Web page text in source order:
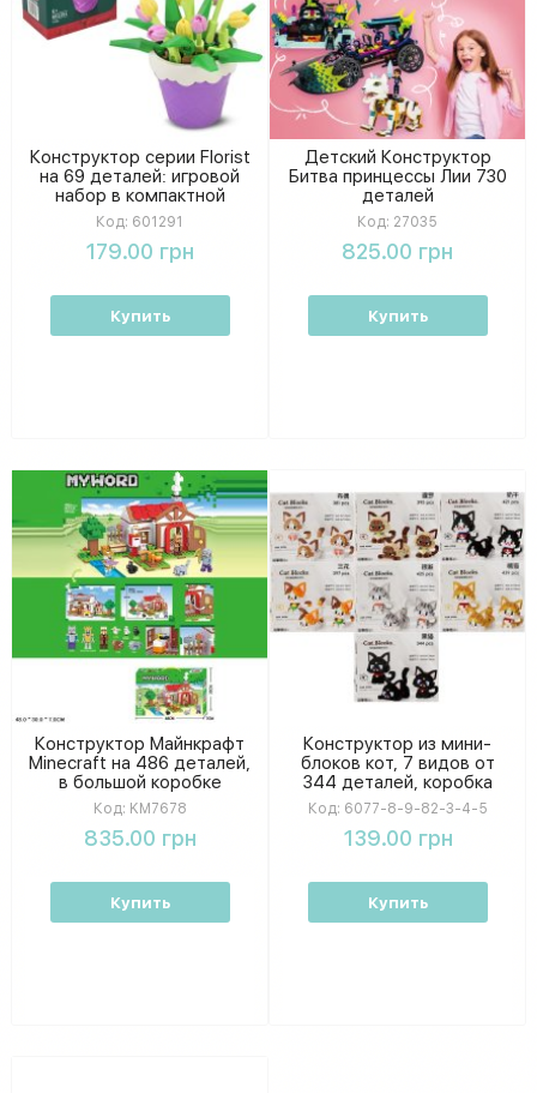
Конструктор серии Florist
на 69 деталей: игровой
набор в компактной
коробке 9-14,5-6 см
Код: 601291
179.00 грн
Купить
Детский Конструктор
Битва принцессы Лии 730
деталей
Код: 27035
825.00 грн
Купить
Конструктор Майнкрафт
Minecraft на 486 деталей,
в большой коробке
48х30х7 см
Код: KM7678
835.00 грн
Купить
Конструктор из мини-
блоков кот, 7 видов от
344 деталей, коробка
11,5-16-4,5 см. 6077-8-9-
82-3-4-5
Код: 6077-8-9-82-3-4-5
139.00 грн
Купить